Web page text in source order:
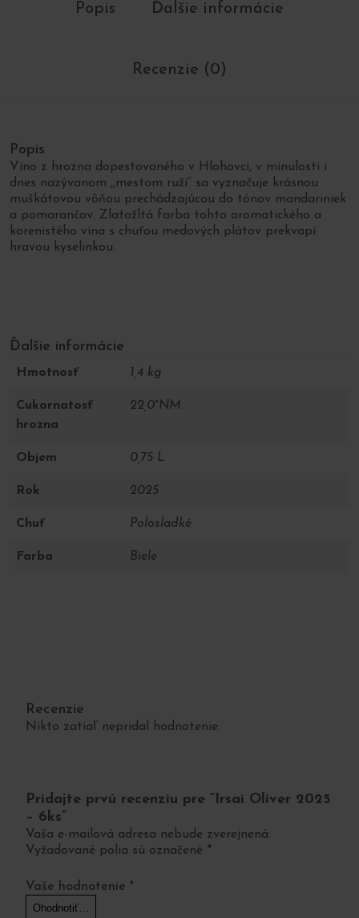
Popis Ďalšie informácie
Recenzie (0)
Popis
Víno z hrozna dopestovaného v Hlohovci, v minulosti i
dnes nazývanom ,,mestom ruží“ sa vyznačuje krásnou
muškátovou vôňou prechádzajúcou do tónov mandariniek
a pomarančov. Zlatožltá farba tohto aromatického a
korenistého vína s chuťou medových plátov prekvapí
hravou kyselinkou.
Ďalšie informácie
Hmotnosť 1,4 kg
Cukornatosť
hrozna
22,0°NM
Objem 0,75 L
Rok 2025
Chuť Polosladké
Farba Biele
Recenzie
Nikto zatiaľ nepridal hodnotenie.
Pridajte prvú recenziu pre “Irsai Oliver 2025
– 6ks”
Vaša e-mailová adresa nebude zverejnená.
Vyžadované polia sú označené *
Vaše hodnotenie *